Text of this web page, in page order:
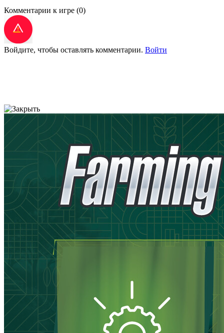
Комментарии к игре (0)
Войдите, чтобы оставлять комментарии. Войти